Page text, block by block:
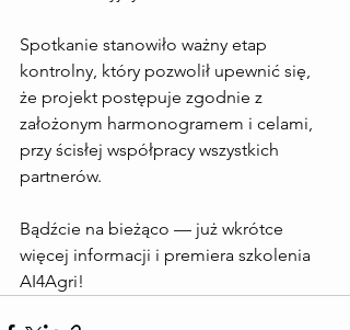
Spotkanie stanowiło ważny etap
kontrolny, który pozwolił upewnić się,
że projekt postępuje zgodnie z
założonym harmonogramem i celami,
przy ścisłej współpracy wszystkich
partnerów.
Bądźcie na bieżąco — już wkrótce
więcej informacji i premiera szkolenia
AI4Agri!